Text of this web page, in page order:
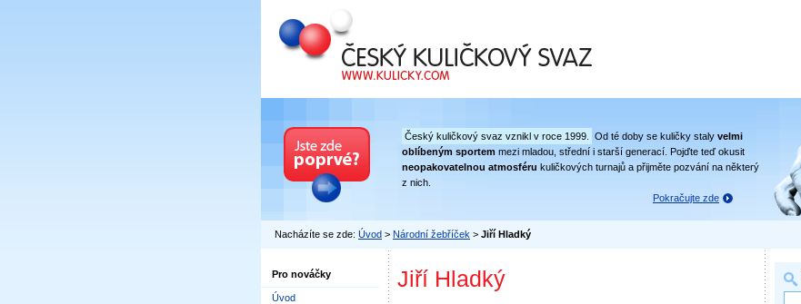
Český kuličkový svaz
Český kuličkový svaz vznikl v roce 1999. Od té doby se kuličky staly velmi
oblíbeným sportem mezi mladou, střední i starší generací. Pojďte teď okusit
neopakovatelnou atmosféru kuličkových turnajů a přijměte pozvání na některý
z nich.
Pokračujte zde
Nacházíte se zde: Úvod > Národní žebříček > Jiří Hladký
Pro nováčky
Úvod
Jiří Hladký